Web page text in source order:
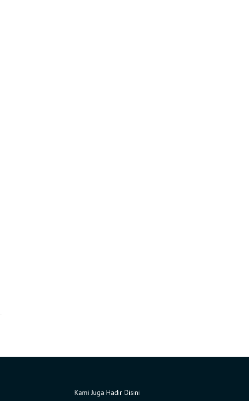
Kami Juga Hadir Disini